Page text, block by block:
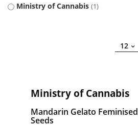
Ministry of Cannabis 1
12
Ministry of Cannabis
Mandarin Gelato Feminised
Seeds